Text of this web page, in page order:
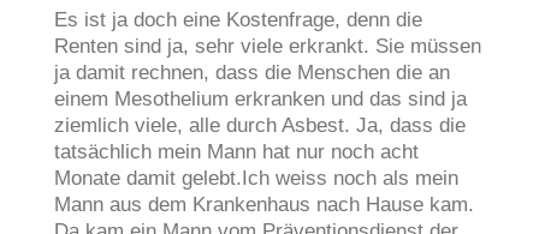
Es ist ja doch eine Kostenfrage, denn die
Renten sind ja, sehr viele erkrankt. Sie müssen
ja damit rechnen, dass die Menschen die an
einem Mesothelium erkranken und das sind ja
ziemlich viele, alle durch Asbest. Ja, dass die
tatsächlich mein Mann hat nur noch acht
Monate damit gelebt.Ich weiss noch als mein
Mann aus dem Krankenhaus nach Hause kam.